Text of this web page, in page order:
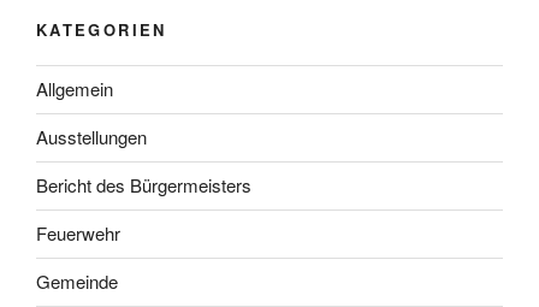
KATEGORIEN
Allgemein
Ausstellungen
Bericht des Bürgermeisters
Feuerwehr
Gemeinde